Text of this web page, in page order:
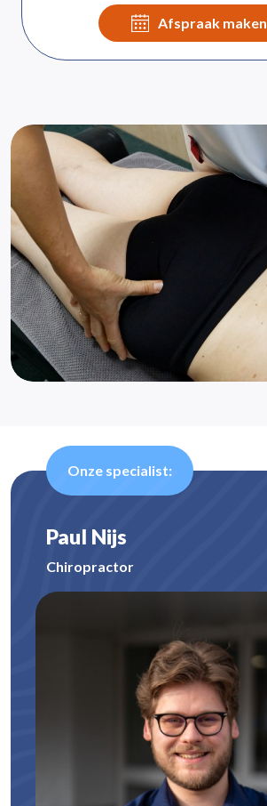
Afspraak maken
Onze specialist:
Paul Nijs
Chiropractor